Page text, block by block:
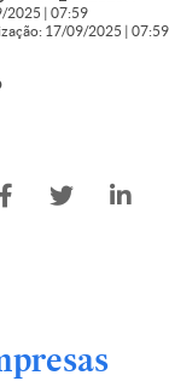
2025 | 07:59
17/09/2025 | 07:59